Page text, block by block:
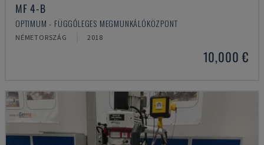
MF 4-B
OPTIMUM - FÜGGŐLEGES MEGMUNKÁLÓKÖZPONT
NÉMETORSZÁG 2018
10,000 €